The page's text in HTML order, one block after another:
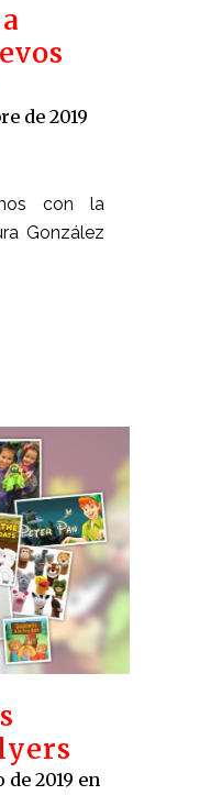
de 2019
con la
González
2019 en